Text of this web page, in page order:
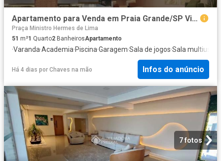
Apartamento para Venda em Praia Grande/SP Vila Caiçara 1 Quartos
Praça Ministro Hermes de Lima
51 m²1 Quarto2 BanheirosApartamento
·Varanda·Academia·Piscina·Garagem·Sala de jogos·Sala multiuso
Há 4 dias por Chaves na mão Infos do anúncio
7 fotos